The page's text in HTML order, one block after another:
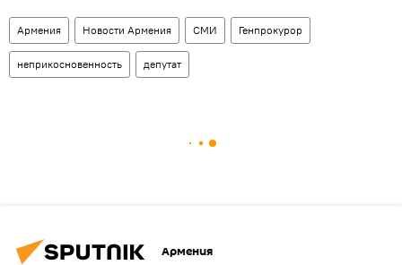
Армения Новости Армения СМИ Генпрокурор
неприкосновенность депутат
Армения